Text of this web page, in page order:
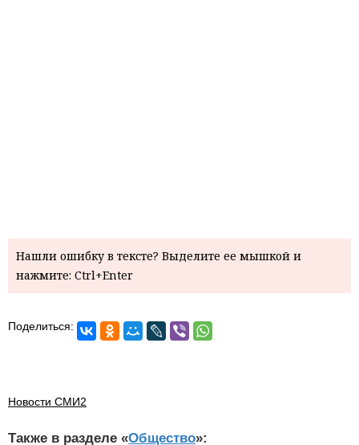
Нашли ошибку в тексте? Выделите ее мышкой и
нажмите: Ctrl+Enter
Поделиться:
Новости СМИ2
Также в разделе «Общество»: